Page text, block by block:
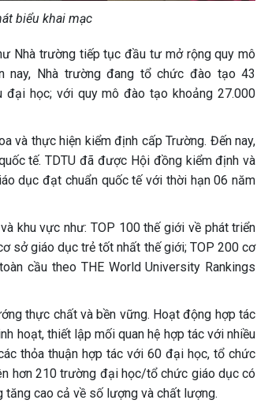
biểu khai mạc
Nhà trường tiếp tục đầu tư mở rộng quy mô
nay, Nhà trường đang tổ chức đào tạo 43
đại học; với quy mô đào tạo khoảng 27.000
và thực hiện kiểm định cấp Trường. Đến nay,
tế. TDTU đã được Hội đồng kiểm định và
dục đạt chuẩn quốc tế với thời hạn 06 năm
khu vực như: TOP 100 thế giới về phát triển
sở giáo dục trẻ tốt nhất thế giới; TOP 200 cơ
cầu theo THE World University Rankings
thực chất và bền vững. Hoạt động hợp tác
hoạt, thiết lập mối quan hệ hợp tác với nhiều
thỏa thuận hợp tác với 60 đại học, tổ chức
hơn 210 trường đại học/tổ chức giáo dục có
cao cả về số lượng và chất lượng.